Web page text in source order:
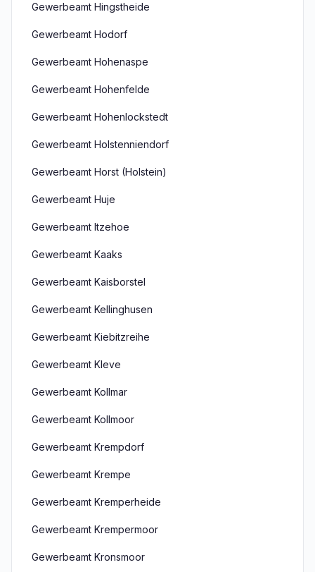
Gewerbeamt Hingstheide
Gewerbeamt Hodorf
Gewerbeamt Hohenaspe
Gewerbeamt Hohenfelde
Gewerbeamt Hohenlockstedt
Gewerbeamt Holstenniendorf
Gewerbeamt Horst (Holstein)
Gewerbeamt Huje
Gewerbeamt Itzehoe
Gewerbeamt Kaaks
Gewerbeamt Kaisborstel
Gewerbeamt Kellinghusen
Gewerbeamt Kiebitzreihe
Gewerbeamt Kleve
Gewerbeamt Kollmar
Gewerbeamt Kollmoor
Gewerbeamt Krempdorf
Gewerbeamt Krempe
Gewerbeamt Kremperheide
Gewerbeamt Krempermoor
Gewerbeamt Kronsmoor